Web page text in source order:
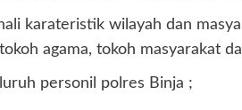
karateristik wilayah dan
agama, tokoh masyarakat
personil polres Binja ;